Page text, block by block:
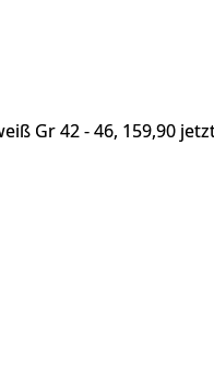
Gr 42 - 46, 159,90